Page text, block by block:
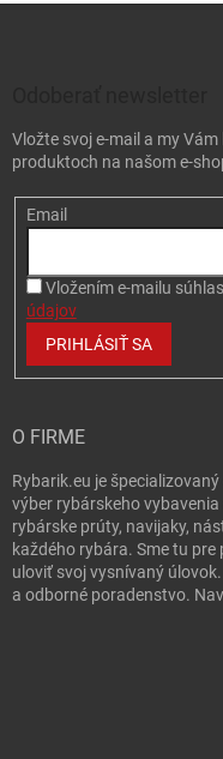
Vložte svoj e-mail a my
produktoch na našom e-
Email
Vložením e-mailu
údajov
PRIHLÁSIŤ SA
O FIRME
Rybarik.eu je
výber rybárskeho
rybárske prúty, navijaky,
každého rybára. Sme tu
uloviť svoj vysnívaný
a odborné poradenstvo.